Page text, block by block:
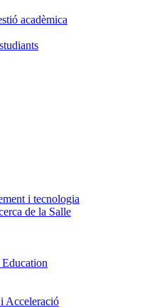
acadèmica
i tecnologia
de la Salle
Acceleració